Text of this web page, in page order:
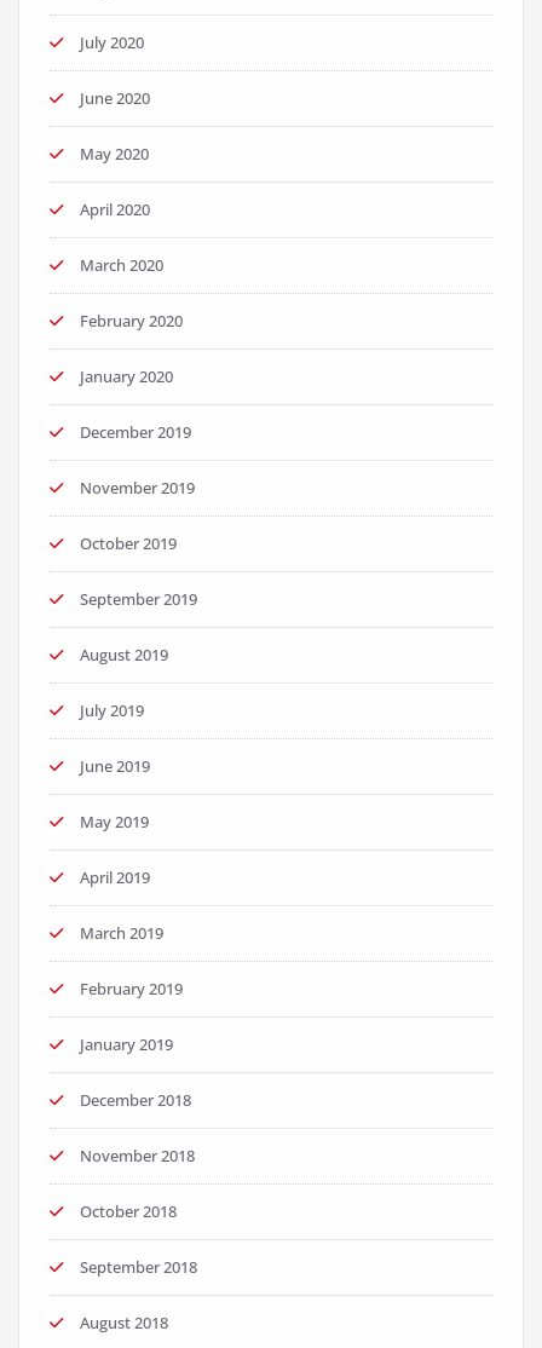
July 2020
June 2020
May 2020
April 2020
March 2020
February 2020
January 2020
December 2019
November 2019
October 2019
September 2019
August 2019
July 2019
June 2019
May 2019
April 2019
March 2019
February 2019
January 2019
December 2018
November 2018
October 2018
September 2018
August 2018